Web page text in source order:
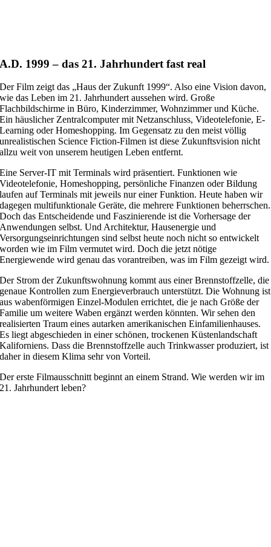
A.D. 1999 – das 21. Jahrhundert fast real
Der Film zeigt das „Haus der Zukunft 1999“. Also eine Vision davon,
wie das Leben im 21. Jahrhundert aussehen wird. Große
Flachbildschirme in Büro, Kinderzimmer, Wohnzimmer und Küche.
Ein häuslicher Zentralcomputer mit Netzanschluss, Videotelefonie, E-
Learning oder Homeshopping. Im Gegensatz zu den meist völlig
unrealistischen Science Fiction-Filmen ist diese Zukunftsvision nicht
allzu weit von unserem heutigen Leben entfernt.
Eine Server-IT mit Terminals wird präsentiert. Funktionen wie
Videotelefonie, Homeshopping, persönliche Finanzen oder Bildung
laufen auf Terminals mit jeweils nur einer Funktion. Heute haben wir
dagegen multifunktionale Geräte, die mehrere Funktionen beherrschen.
Doch das Entscheidende und Faszinierende ist die Vorhersage der
Anwendungen selbst. Und Architektur, Hausenergie und
Versorgungseinrichtungen sind selbst heute noch nicht so entwickelt
worden wie im Film vermutet wird. Doch die jetzt nötige
Energiewende wird genau das vorantreiben, was im Film gezeigt wird.
Der Strom der Zukunftswohnung kommt aus einer Brennstoffzelle, die
genaue Kontrollen zum Energieverbrauch unterstützt. Die Wohnung ist
aus wabenförmigen Einzel-Modulen errichtet, die je nach Größe der
Familie um weitere Waben ergänzt werden könnten. Wir sehen den
realisierten Traum eines autarken amerikanischen Einfamilienhauses.
Es liegt abgeschieden in einer schönen, trockenen Küstenlandschaft
Kaliforniens. Dass die Brennstoffzelle auch Trinkwasser produziert, ist
daher in diesem Klima sehr von Vorteil.
Der erste Filmausschnitt beginnt an einem Strand. Wie werden wir im
21. Jahrhundert leben?